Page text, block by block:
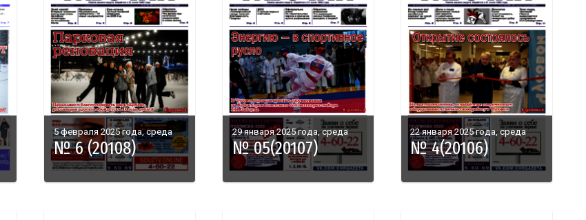
5 февраля 2025 года, среда
№ 6 (20108)
29 января 2025 года, среда
№ 05(20107)
22 января 2025 года, среда
№ 4(20106)